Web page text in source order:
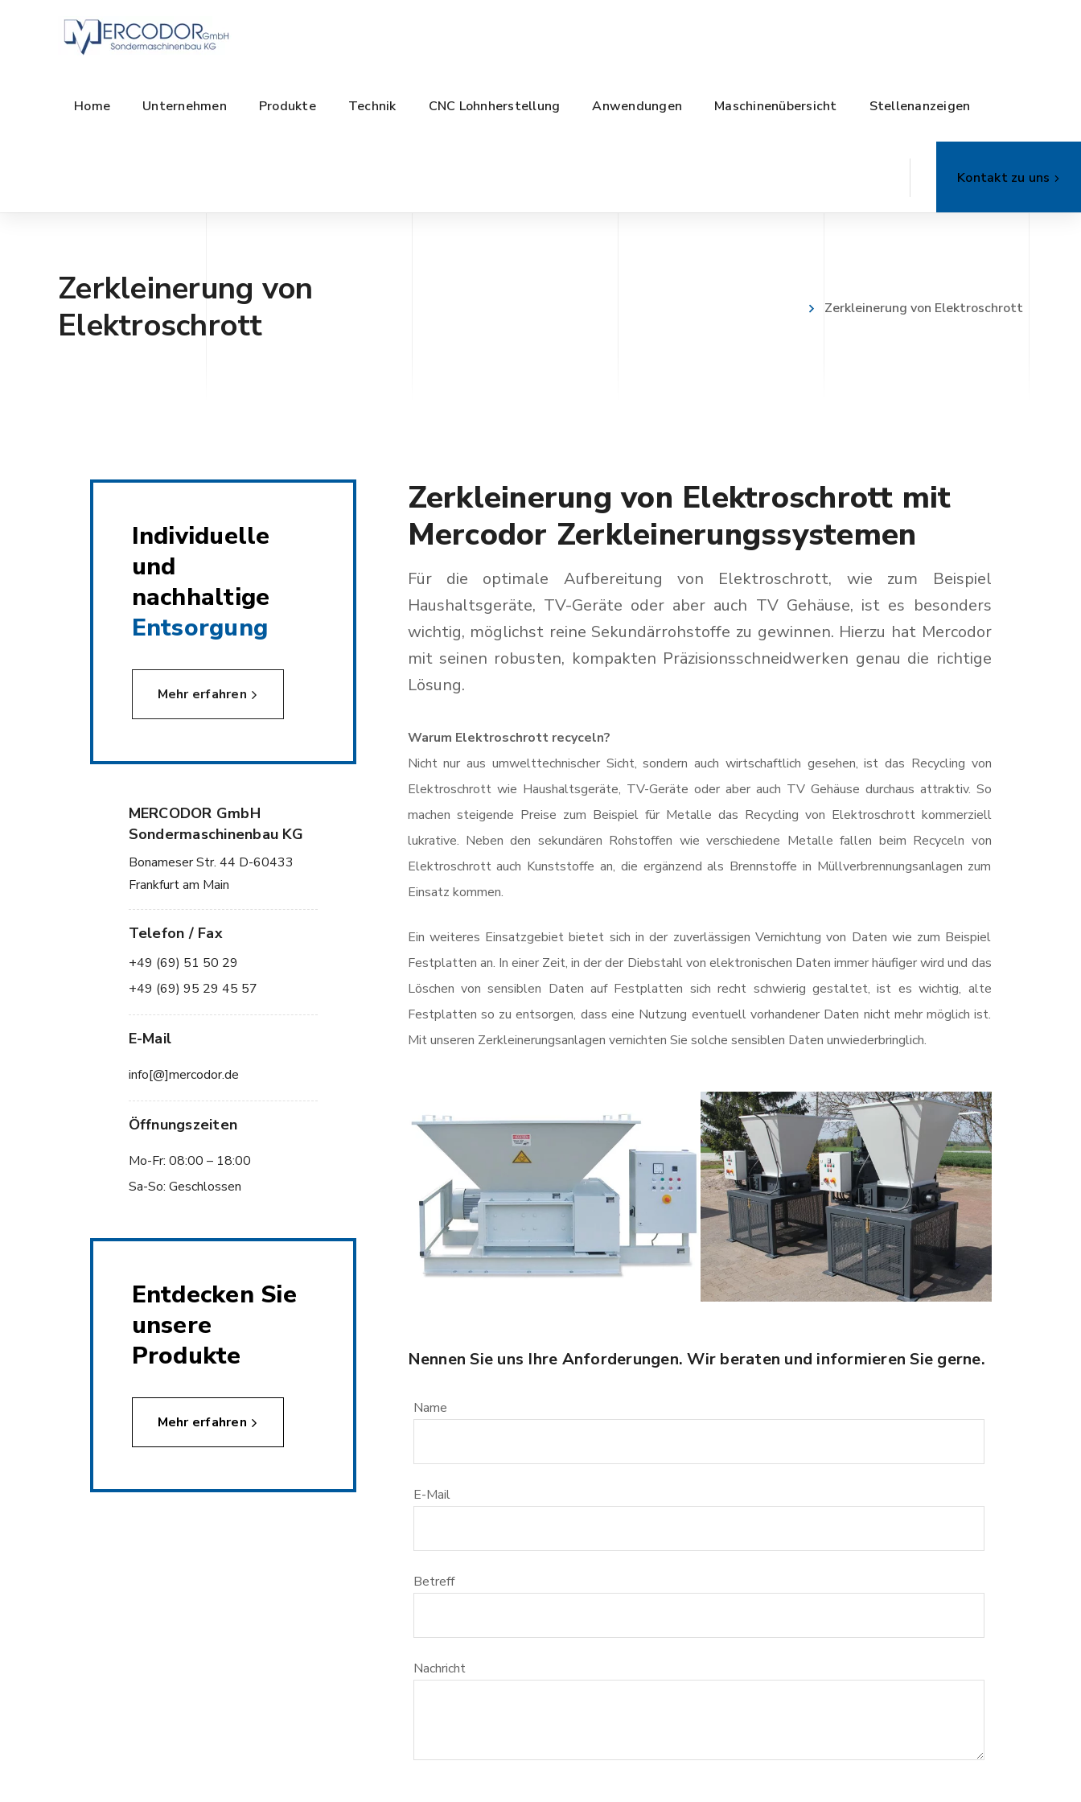
Home Unternehmen Produkte Technik CNC Lohnherstellung Anwendungen Maschinenübersicht Stellenanzeigen
Kontakt zu uns
Zerkleinerung von
Elektroschrott
Zerkleinerung von Elektroschrott
Individuelle
und
nachhaltige
Entsorgung
Mehr erfahren
MERCODOR GmbH
Sondermaschinenbau KG
Bonameser Str. 44 D-60433
Frankfurt am Main
Telefon / Fax
+49 (69) 51 50 29
+49 (69) 95 29 45 57
E-Mail
info[@]mercodor.de
Öffnungszeiten
Mo-Fr: 08:00 – 18:00
Sa-So: Geschlossen
Entdecken Sie
unsere
Produkte
Mehr erfahren
Zerkleinerung von Elektroschrott mit
Mercodor Zerkleinerungssystemen
Für die optimale Aufbereitung von Elektroschrott, wie zum Beispiel
Haushaltsgeräte, TV-Geräte oder aber auch TV Gehäuse, ist es besonders
wichtig, möglichst reine Sekundärrohstoffe zu gewinnen. Hierzu hat Mercodor
mit seinen robusten, kompakten Präzisionsschneidwerken genau die richtige
Lösung.
Warum Elektroschrott recyceln?
Nicht nur aus umwelttechnischer Sicht, sondern auch wirtschaftlich gesehen, ist das Recycling von
Elektroschrott wie Haushaltsgeräte, TV-Geräte oder aber auch TV Gehäuse durchaus attraktiv. So
machen steigende Preise zum Beispiel für Metalle das Recycling von Elektroschrott kommerziell
lukrative. Neben den sekundären Rohstoffen wie verschiedene Metalle fallen beim Recyceln von
Elektroschrott auch Kunststoffe an, die ergänzend als Brennstoffe in Müllverbrennungsanlagen zum
Einsatz kommen.
Ein weiteres Einsatzgebiet bietet sich in der zuverlässigen Vernichtung von Daten wie zum Beispiel
Festplatten an. In einer Zeit, in der der Diebstahl von elektronischen Daten immer häufiger wird und das
Löschen von sensiblen Daten auf Festplatten sich recht schwierig gestaltet, ist es wichtig, alte
Festplatten so zu entsorgen, dass eine Nutzung eventuell vorhandener Daten nicht mehr möglich ist.
Mit unseren Zerkleinerungsanlagen vernichten Sie solche sensiblen Daten unwiederbringlich.
Nennen Sie uns Ihre Anforderungen. Wir beraten und informieren Sie gerne.
Name
E-Mail
Betreff
Nachricht